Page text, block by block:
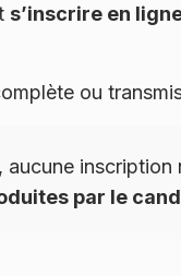
s’inscrire en
ou
aucune
par le